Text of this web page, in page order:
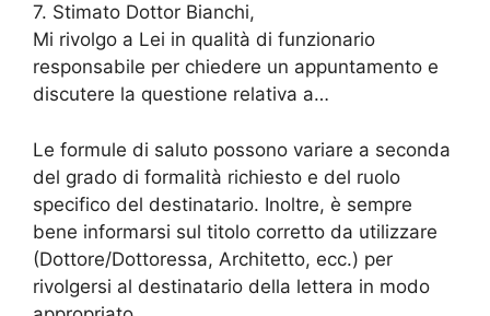
7. Stimato Dottor Bianchi,
Mi rivolgo a Lei in qualità di funzionario
responsabile per chiedere un appuntamento e
discutere la questione relativa a…
Le formule di saluto possono variare a seconda
del grado di formalità richiesto e del ruolo
specifico del destinatario. Inoltre, è sempre
bene informarsi sul titolo corretto da utilizzare
(Dottore/Dottoressa, Architetto, ecc.) per
rivolgersi al destinatario della lettera in modo